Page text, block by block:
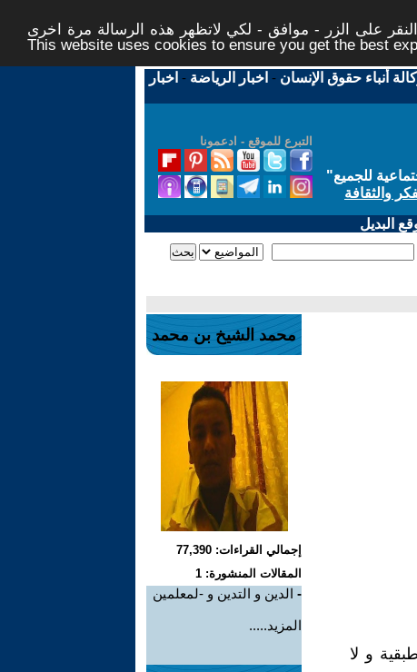
على الزر - موافق - لكي لاتظهر هذه الرسالة مرة اخرى -
This website uses cookies to ensure you get the best
أنباء حقوق الإنسان - اخبار الرياضة - اخبار
التبرع للموقع - ادعمونا
للجميع"
والثقافة
البديل
و لا
محمد الشيخ بن محمد
إجمالي القراءات: 77,390
المقالات المنشورة: 1
- الدين و التدين و -لمعلمين
المزيد.....